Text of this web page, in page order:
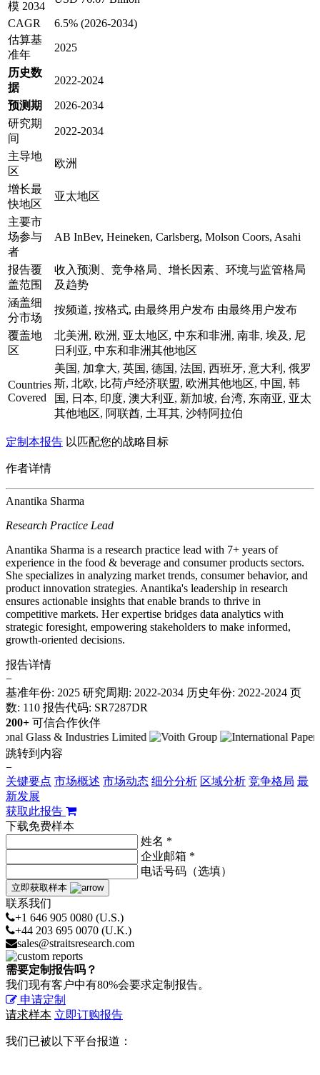
模 2034
CAGR
6.5% (2026-2034)
估算基
准年
2025
历史数
据
2022-2024
预测期
2026-2034
研究期
间
2022-2034
主导地
区
欧洲
增长最
快地区
亚太地区
主要市
场参与
者
AB InBev, Heineken, Carlsberg, Molson Coors, Asahi
报告覆
盖范围
收入预测、竞争格局、增长因素、环境与监管格局
及趋势
涵盖细
分市场
按频道, 按格式, 由最终用户发布 由最终用户发布
覆盖地
区
北美洲, 欧洲, 亚太地区, 中东和非洲, 南非, 埃及, 尼
日利亚, 中东和非洲其他地区
Countries
Covered
美国, 加拿大, 英国, 德国, 法国, 西班牙, 意大利, 俄罗
斯, 北欧, 比荷卢经济联盟, 欧洲其他地区, 中国, 韩
国, 日本, 印度, 澳大利亚, 新加坡, 台湾, 东南亚, 亚太
其他地区, 阿联酋, 土耳其, 沙特阿拉伯
定制本报告 以匹配您的战略目标
作者详情
Anantika Sharma
Research Practice Lead
Anantika Sharma is a research practice lead with 7+ years of
experience in the food & beverage and consumer products sectors.
She specializes in analyzing market trends, consumer behavior, and
product innovation strategies. Anantika's leadership in research
ensures actionable insights that enable brands to thrive in
competitive markets. Her expertise bridges data analytics with
strategic foresight, empowering stakeholders to make informed,
growth-oriented decisions.
报告详情
−
基准年份: 2025 研究周期: 2022-2034 历史年份: 2022-2024 页
数: 110 报告代码: SR7287DR
200+ 可信合作伙伴
跳转到内容
−
关键要点 市场概述 市场动态 细分分析 区域分析 竞争格局 最
新发展
获取此报告
下载免费样本
姓名 *
企业邮箱 *
电话号码（选填）
立即获取样本
联系我们
+1 646 905 0080 (U.S.)
+44 203 695 0070 (U.K.)
sales@straitsresearch.com
需要定制报告吗？
我们现有客户中有80%会要求定制报告。
申请定制
请求样本 立即订购报告
我们已被以下平台报道：